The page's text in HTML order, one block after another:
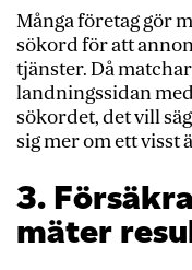
Många företag gör
sökord för att
tjänster. Då
landningssidan
sökordet, det vill
sig mer om ett visst
3.
mäter